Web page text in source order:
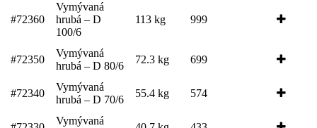
#72360
Vymývaná
hrubá – D
100/6
113 kg 999
#72350
Vymývaná
hrubá – D 80/6
72.3 kg 699
#72340
Vymývaná
hrubá – D 70/6
55.4 kg 574
Vymývaná